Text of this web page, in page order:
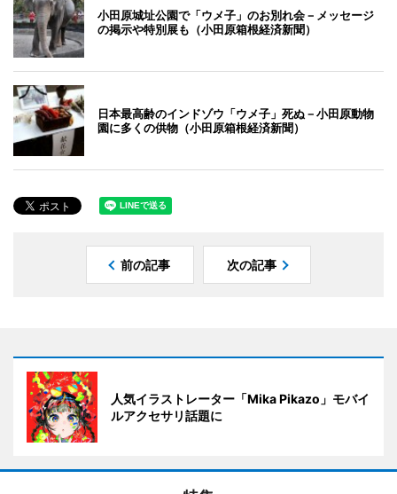
小田原城址公園で「ウメ子」のお別れ会－メッセージ
の掲示や特別展も（小田原箱根経済新聞）
日本最高齢のインドゾウ「ウメ子」死ぬ－小田原動物
園に多くの供物（小田原箱根経済新聞）
前の記事 次の記事
人気イラストレーター「Mika Pikazo」モバイ
ルアクセサリ話題に